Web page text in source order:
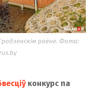
раёне. Фота:
конкурс па